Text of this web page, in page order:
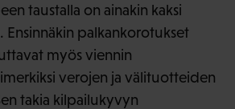
taustalla on ainakin kaksi
Ensinnäkin palkankorotukset
myös viennin
verojen ja välituotteiden
takia kilpailukyvyn